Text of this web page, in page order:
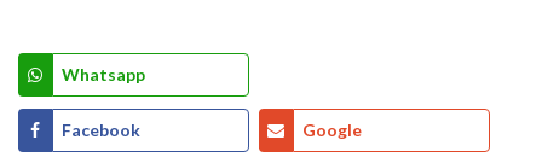
Whatsapp
Facebook Google